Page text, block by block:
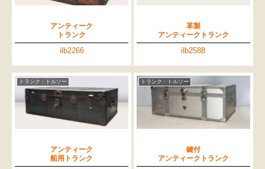
アンティーク
トランク
ilb2266
革製
アンティークトランク
ilb2588
トランク・トルソー
アンティーク
船用トランク
トランク・トルソー
鍵付
アンティークトランク